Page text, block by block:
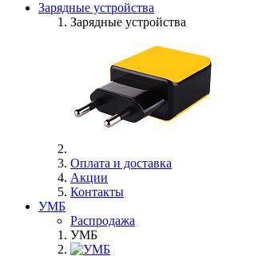
Зарядные устройства
Зарядные устройства
Оплата и доставка
Акции
Контакты
УМБ
Распродажа
УМБ